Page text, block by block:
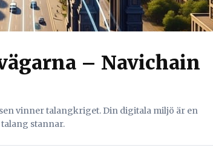
– Navichain
vinner talangkriget. Din digitala miljö är en
stannar.